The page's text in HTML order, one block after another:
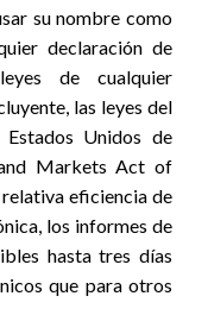
su nombre como
declaración de
de cualquier
las leyes del
Unidos de
Markets Act of
eficiencia de
los informes de
hasta tres días
que para otros